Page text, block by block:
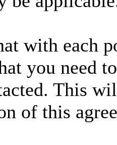
with each
you need
This
of this